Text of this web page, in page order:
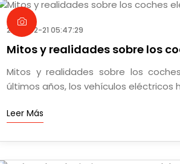
2025-02-21 05:47:29
Mitos y realidades sobre los
Mitos y realidades sobre los
últimos años, los vehículos eléctricos
Leer Más